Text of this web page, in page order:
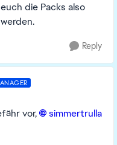
die Packs also
Reply
vor,
simmertrulla​